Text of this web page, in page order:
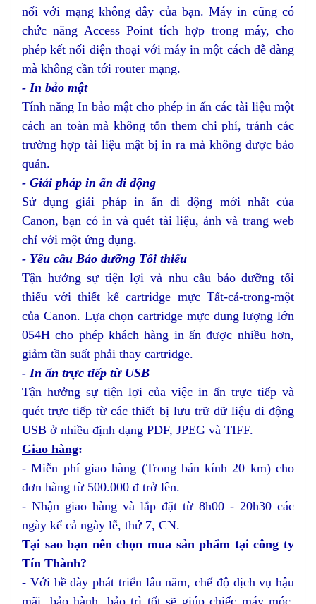
nối với mạng không dây của bạn. Máy in cũng có
chức năng Access Point tích hợp trong máy, cho
phép kết nối điện thoại với máy in một cách dễ dàng
mà không cần tới router mạng.
- In bảo mật
Tính năng In bảo mật cho phép in ấn các tài liệu một
cách an toàn mà không tốn them chi phí, tránh các
trường hợp tài liệu mật bị in ra mà không được bảo
quản.
- Giải pháp in ấn di động
Sử dụng giải pháp in ấn di động mới nhất của
Canon, bạn có in và quét tài liệu, ảnh và trang web
chỉ với một ứng dụng.
- Yêu cầu Bảo dưỡng Tối thiểu
Tận hưởng sự tiện lợi và nhu cầu bảo dưỡng tối
thiểu với thiết kế cartridge mực Tất-cả-trong-một
của Canon. Lựa chọn cartridge mực dung lượng lớn
054H cho phép khách hàng in ấn được nhiều hơn,
giảm tần suất phải thay cartridge.
- In ấn trực tiếp từ USB
Tận hưởng sự tiện lợi của việc in ấn trực tiếp và
quét trực tiếp từ các thiết bị lưu trữ dữ liệu di động
USB ở nhiều định dạng PDF, JPEG và TIFF.
Giao hàng:
- Miễn phí giao hàng (Trong bán kính 20 km) cho
đơn hàng từ 500.000 đ trở lên.
- Nhận giao hàng và lắp đặt từ 8h00 - 20h30 các
ngày kể cả ngày lễ, thứ 7, CN.
Tại sao bạn nên chọn mua sản phẩm tại công ty
Tín Thành?
- Với bề dày phát triển lâu năm, chế độ dịch vụ hậu
mãi, bảo hành, bảo trì tốt sẽ giúp chiếc máy móc,